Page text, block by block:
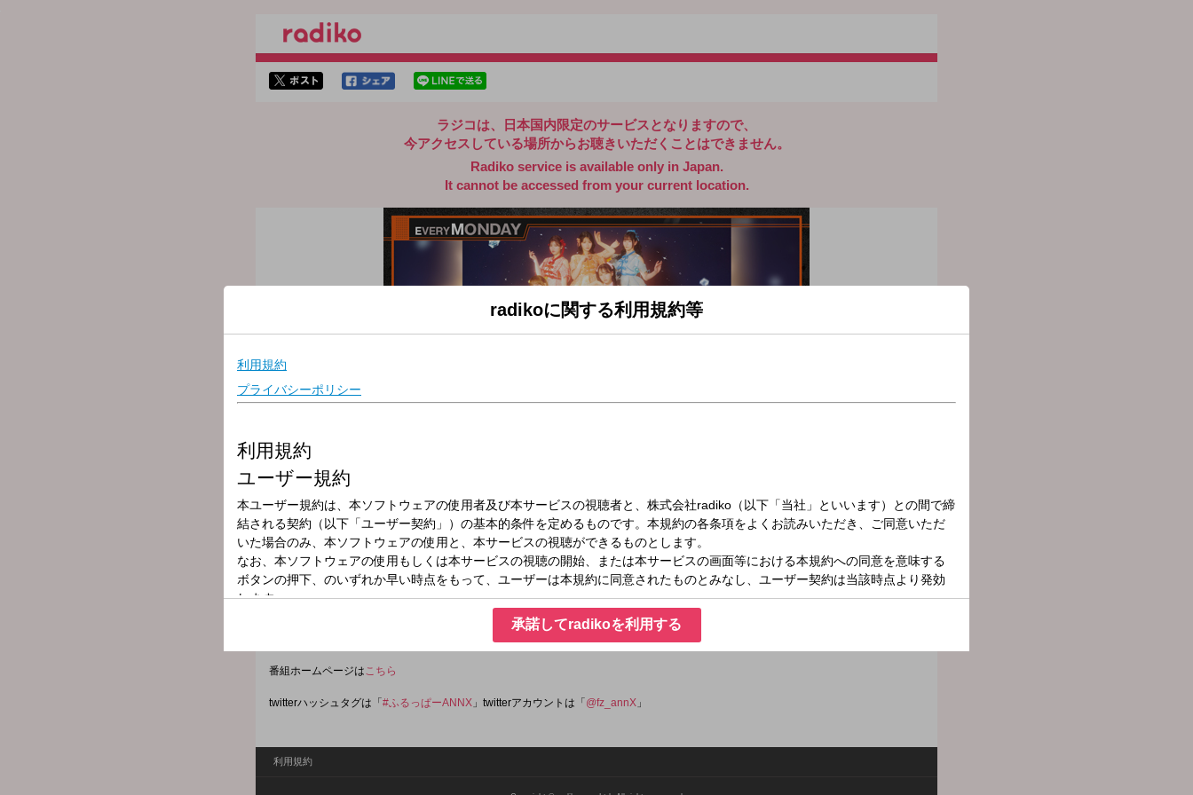
ラジコは、日本国内限定のサービスとなりますので、
今アクセスしている場所からお聴きいただくことはできません。
Radiko service is available only in Japan.
It cannot be accessed from your current location.
放送局
放送時間
2025年8月18日（月）24:00～24:58
番組名
FRUITS ZIPPERのオールナイトニッポンX(クロス)
2025年7月からの月曜「オールナイトニッポンX(クロス)」は、アイドルグループのFRUITS ZIPPERがパーソナリティを担当！
月曜の夜を楽しく、かわいく盛り上げます！ メールアドレス：
番組ホームページはこちら
twitterハッシュタグは「 #ふるっぱーANNX 」twitterアカウントは「 @fz_annX 」
利用規約
radikoに関する利用規約等
承諾してradikoを利用する